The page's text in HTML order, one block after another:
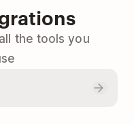
the tools you